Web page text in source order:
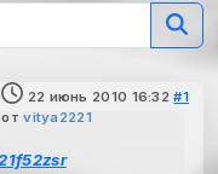
22 июнь 2010 16:32 #1
отvitya2221